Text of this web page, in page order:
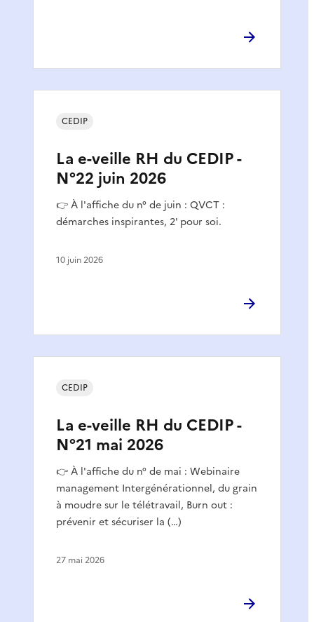
La e-veille RH du CEDIP -
N°22 juin 2026
👉 À l'affiche du n° de juin : QVCT :
démarches inspirantes, 2' pour soi.
CEDIP
10 juin 2026
La e-veille RH du CEDIP -
N°21 mai 2026
👉 À l'affiche du n° de mai : Webinaire
management Intergénérationnel, du grain
à moudre sur le télétravail, Burn out :
prévenir et sécuriser la (…)
CEDIP
27 mai 2026